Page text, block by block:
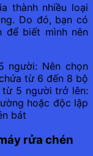
thành nhiều loại
Do đó, bạn có
để biết mình nên
người: Nên chọn
từ 6 đến 8 bộ
từ 5 người trở lên:
hoặc độc lập
bát
rửa chén